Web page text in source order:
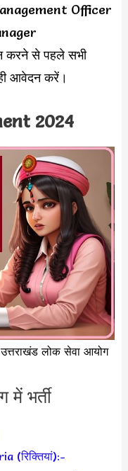
Officer
से पहले सभी
आवेदन करें।
2024
लोक सेवा आयोग
भर्ती
(रिक्तियां):-